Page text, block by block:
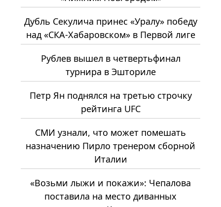
Дубль Секулича принес «Уралу» победу
над «СКА-Хабаровском» в Первой лиге
Рублев вышел в четвертьфинал
турнира в Эшториле
Петр Ян поднялся на третью строчку
рейтинга UFC
СМИ узнали, что может помешать
назначению Пирло тренером сборной
Италии
«Возьми лыжи и покажи»: Чепалова
поставила на место диванных